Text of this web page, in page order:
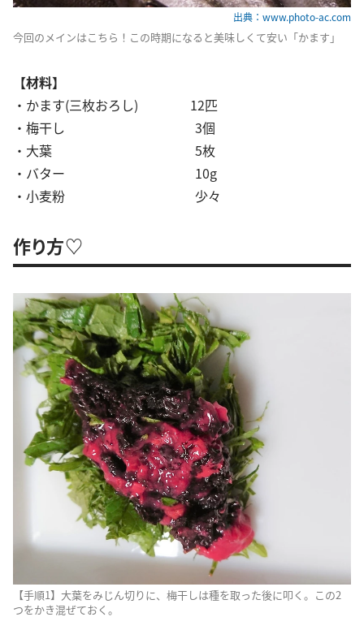
出典：www.photo-ac.com
今回のメインはこちら！この時期になると美味しくて安い「かます」
【材料】
・かます(三枚おろし) 12匹
・梅干し 3個
・大葉 5枚
・バター 10g
・小麦粉 少々
作り方♡
【手順1】大葉をみじん切りに、梅干しは種を取った後に叩く。この2
つをかき混ぜておく。